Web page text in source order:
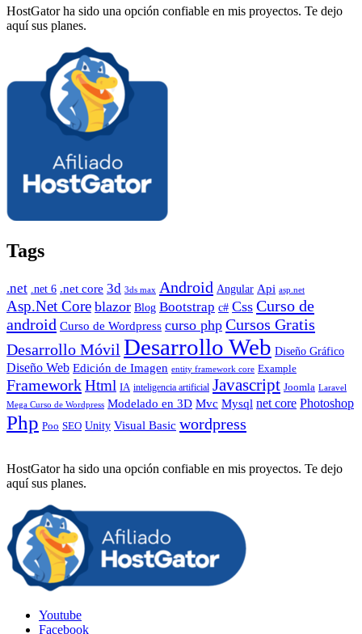
HostGator ha sido una opción confiable en mis proyectos. Te dejo
aquí sus planes.
Tags
.net .net 6 .net core 3d 3ds max Android Angular Api asp.net
Asp.Net Core blazor Blog Bootstrap c# Css Curso de
android Curso de Wordpress curso php Cursos Gratis
Desarrollo Móvil Desarrollo Web Diseño Gráfico
Diseño Web Edición de Imagen entity framework core Example
FrameworkHtml IA inteligencia artificial Javascript Joomla Laravel
Mega Curso de Wordpress Modelado en 3D Mvc Mysql net core Photoshop
Php Poo SEO Unity Visual Basic wordpress
HostGator ha sido una opción confiable en mis proyectos. Te dejo
aquí sus planes.
Youtube
Facebook